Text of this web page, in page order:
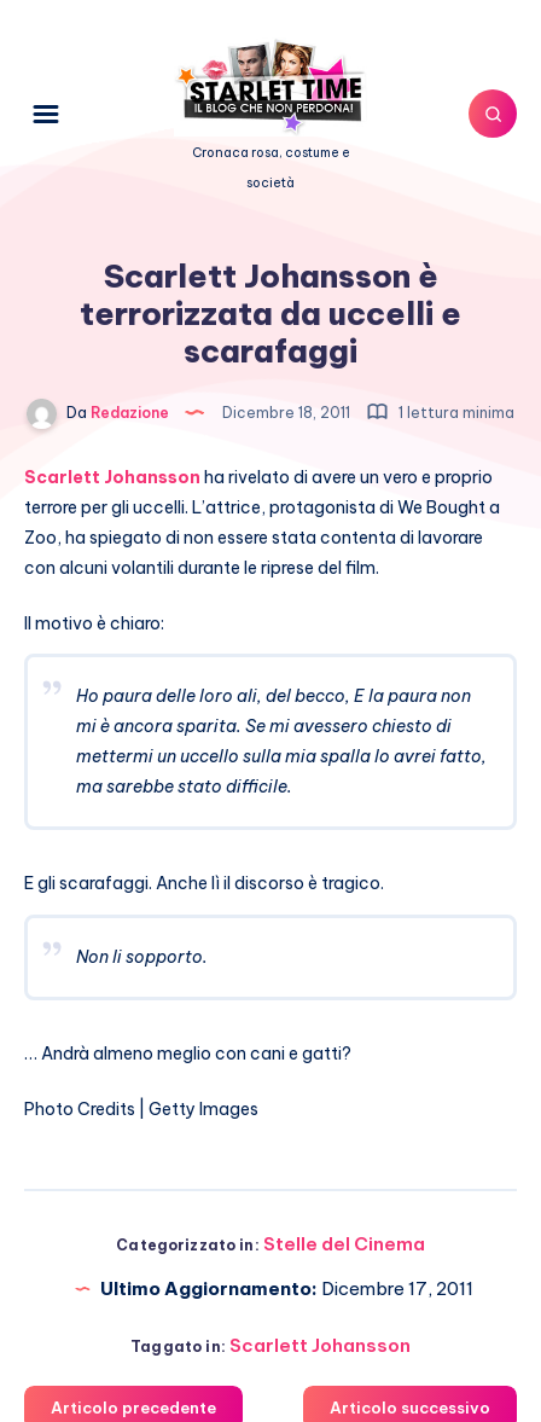
Cronaca rosa, costume e
società
Scarlett Johansson è
terrorizzata da uccelli e
scarafaggi
Da Redazione Dicembre 18, 2011 1 lettura minima
Scarlett Johansson ha rivelato di avere un vero e proprio
terrore per gli uccelli. L’attrice, protagonista di We Bought a
Zoo, ha spiegato di non essere stata contenta di lavorare
con alcuni volantili durante le riprese del film.
Il motivo è chiaro:
Ho paura delle loro ali, del becco, E la paura non
mi è ancora sparita. Se mi avessero chiesto di
mettermi un uccello sulla mia spalla lo avrei fatto,
ma sarebbe stato difficile.
E gli scarafaggi. Anche lì il discorso è tragico.
Non li sopporto.
… Andrà almeno meglio con cani e gatti?
Photo Credits | Getty Images
Categorizzato in: Stelle del Cinema
Ultimo Aggiornamento: Dicembre 17, 2011
Taggato in: Scarlett Johansson
Articolo precedente Articolo successivo